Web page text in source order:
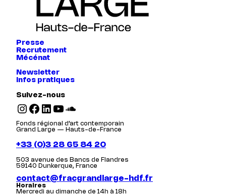
Presse
Recrutement
Mécénat
Newsletter
Infos pratiques
Suivez-nous
Instagram Facebook LinkedIn YouTube SoundCloud
Fonds régional d’art contemporain
Grand Large — Hauts-de-France
+33 (0)3 28 65 84 20
503 avenue des Bancs de Flandres
59140 Dunkerque, France
contact@fracgrandlarge-hdf.fr
Horaires
Mercredi au dimanche de 14h à 18h